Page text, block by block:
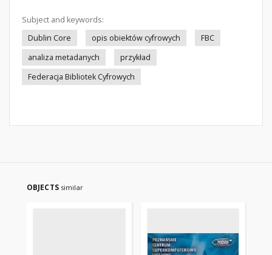
Subject and keywords:
Dublin Core
opis obiektów cyfrowych
FBC
analiza metadanych
przykład
Federacja Bibliotek Cyfrowych
OBJECTS similar